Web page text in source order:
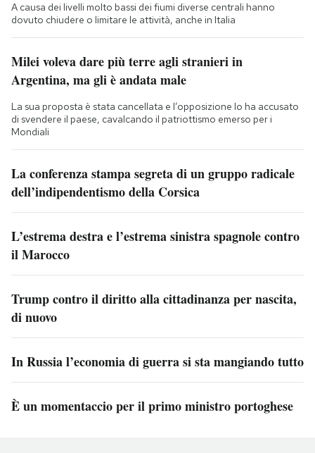
A causa dei livelli molto bassi dei fiumi diverse centrali hanno
dovuto chiudere o limitare le attività, anche in Italia
Milei voleva dare più terre agli stranieri in
Argentina, ma gli è andata male
La sua proposta è stata cancellata e l’opposizione lo ha accusato
di svendere il paese, cavalcando il patriottismo emerso per i
Mondiali
La conferenza stampa segreta di un gruppo radicale
dell’indipendentismo della Corsica
L’estrema destra e l’estrema sinistra spagnole contro
il Marocco
Trump contro il diritto alla cittadinanza per nascita,
di nuovo
In Russia l’economia di guerra si sta mangiando tutto
È un momentaccio per il primo ministro portoghese